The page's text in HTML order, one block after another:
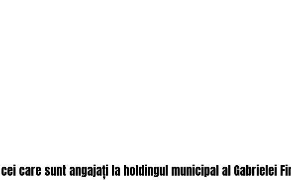
care sunt angajați la holdingul municipal al Gabrielei